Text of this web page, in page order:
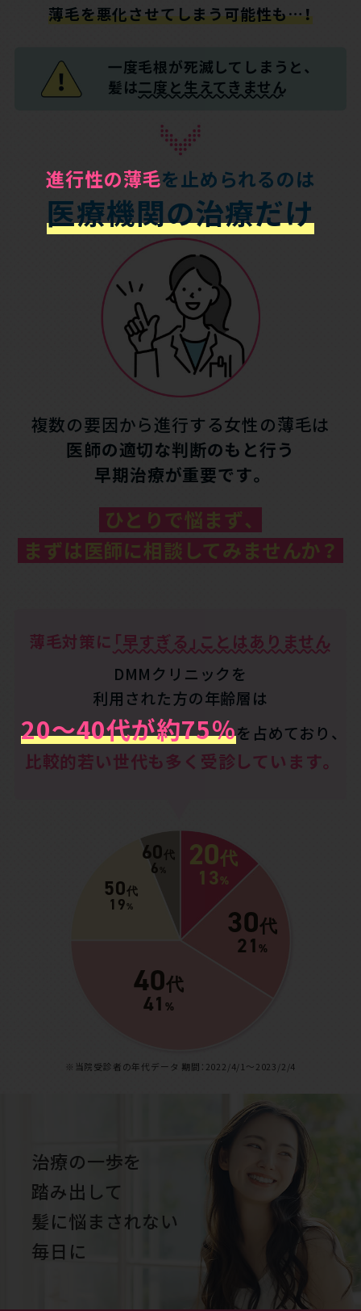
薄毛を悪化させてしまう可能性も…！
一度毛根が死滅してしまうと、
髪は二度と生えてきません
進行性の薄毛を止められるのは
医療機関の治療だけ
複数の要因から進行する女性の薄毛は
医師の適切な判断のもと行う
早期治療が重要です。
ひとりで悩まず、
まずは医師に相談 してみませんか？
薄毛対策に 「早すぎる」ことはありません
DMMクリニックを
利用された方の年齢層は
20～40代が約75％を占めており、
比較的若い世代も多く受診しています。
20代
13%
30代
21%
40代
41%
50代
19%
60代
6 %
※当院受診者の年代データ 期間：2022/4/1～2023/2/4
治療の一歩を
踏み出して
髪に悩まされない
毎日に